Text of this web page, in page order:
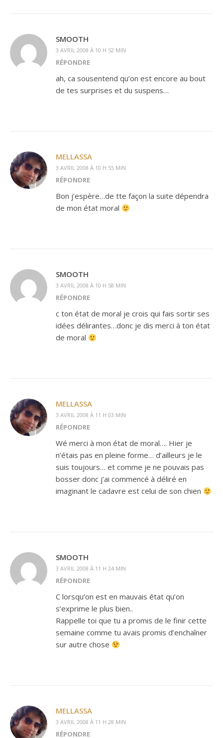
SMOOTH
3 AVRIL 2008 À 10 H 52 MIN
RÉPONDRE
ah, ca sousentend qu’on est encore au bout
de tes surprises et du suspens…
MELLASSA
3 AVRIL 2008 À 10 H 55 MIN
RÉPONDRE
Bon j’espère…de tte façon la suite dépendra
de mon état moral
SMOOTH
3 AVRIL 2008 À 10 H 58 MIN
RÉPONDRE
c ton état de moral je crois qui fais sortir ses
idées délirantes…donc je dis merci à ton état
de moral
MELLASSA
3 AVRIL 2008 À 11 H 03 MIN
RÉPONDRE
Wé merci à mon état de moral…. Hier je
n’étais pas en pleine forme… d’ailleurs je le
suis toujours… et comme je ne pouvais pas
bosser donc j’ai commencé à déliré en
imaginant le cadavre est celui de son chien
SMOOTH
3 AVRIL 2008 À 11 H 24 MIN
RÉPONDRE
C lorsqu’on est en mauvais état qu’on
s’exprime le plus bien..
Rappelle toi que tu a promis de le finir cette
semaine comme tu avais promis d’enchaîner
sur autre chose
MELLASSA
3 AVRIL 2008 À 11 H 28 MIN
RÉPONDRE